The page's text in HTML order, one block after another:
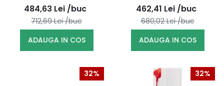
(10058056)
484,63 Lei /buc
712,69Lei /buc
ADAUGA IN COS
mm2 / 10100513
462,41 Lei /buc
680,02Lei /buc
ADAUGA IN COS
32% 32%